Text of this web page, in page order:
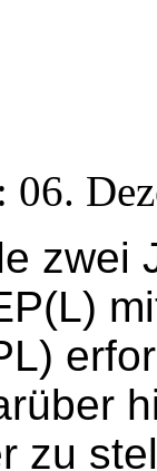
zwei
zu